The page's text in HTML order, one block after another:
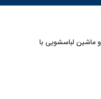
لباسشویی با